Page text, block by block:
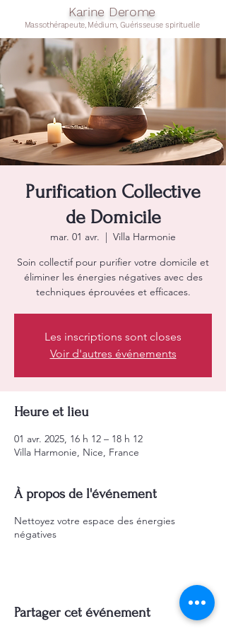
Karine Derome
Massothérapeute, Médium, Guérisseuse spirituelle
Purification Collective
de Domicile
mar. 01 avr.
  |
Villa Harmonie
Soin collectif pour purifier votre domicile et
éliminer les énergies négatives avec des
techniques éprouvées et efficaces.
Les inscriptions sont closes
Voir d'autres événements
Heure et lieu
01 avr. 2025, 16 h 12 – 18 h 12
Villa Harmonie, Nice, France
À propos de l'événement
Nettoyez votre espace des énergies
négatives
Partager cet événement